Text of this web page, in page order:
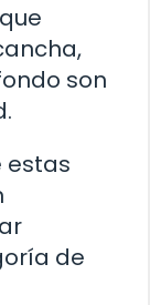
son
estas
de